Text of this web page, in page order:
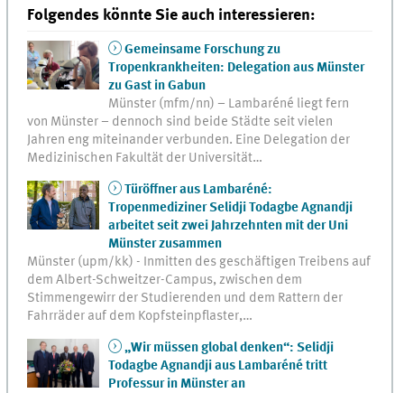
Folgendes könnte Sie auch interessieren:
Gemeinsame Forschung zu
Tropenkrankheiten: Delegation aus Münster
zu Gast in Gabun
Münster (mfm/nn) – Lambaréné liegt fern
von Münster – dennoch sind beide Städte seit vielen
Jahren eng miteinander verbunden. Eine Delegation der
Medizinischen Fakultät der Universität…
Türöffner aus Lambaréné:
Tropenmediziner Selidji Todagbe Agnandji
arbeitet seit zwei Jahrzehnten mit der Uni
Münster zusammen
Münster (upm/kk) - Inmitten des geschäftigen Treibens auf
dem Albert-Schweitzer-Campus, zwischen dem
Stimmengewirr der Studierenden und dem Rattern der
Fahrräder auf dem Kopfsteinpflaster,…
„Wir müssen global denken“: Selidji
Todagbe Agnandji aus Lambaréné tritt
Professur in Münster an